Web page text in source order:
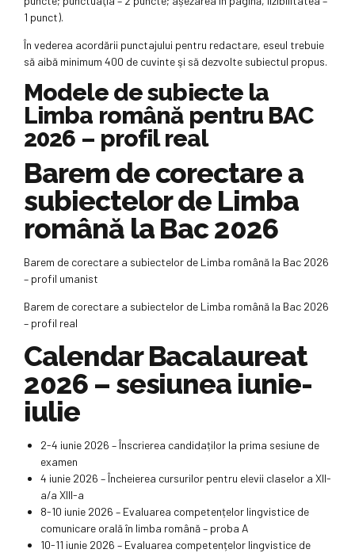
1 punct).
În vederea acordării punctajului pentru redactare, eseul trebuie
să aibă minimum 400 de cuvinte şi să dezvolte subiectul propus.
Modele de subiecte la
Limba română pentru BAC
2026 – profil real
Barem de corectare a
subiectelor de Limba
română la Bac 2026
Barem de corectare a subiectelor de Limba română la Bac 2026
– profil umanist
Barem de corectare a subiectelor de Limba română la Bac 2026
– profil real
Calendar Bacalaureat
2026 – sesiunea iunie-
iulie
2-4 iunie 2026 – Înscrierea candidaților la prima sesiune de
examen
4 iunie 2026 – Încheierea cursurilor pentru elevii claselor a XII-
a/a XIII-a
8-10 iunie 2026 – Evaluarea competențelor lingvistice de
comunicare orală în limba română – proba A
10-11 iunie 2026 – Evaluarea competențelor lingvistice de